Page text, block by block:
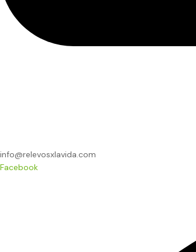
info@relevosxlavida.com
Facebook